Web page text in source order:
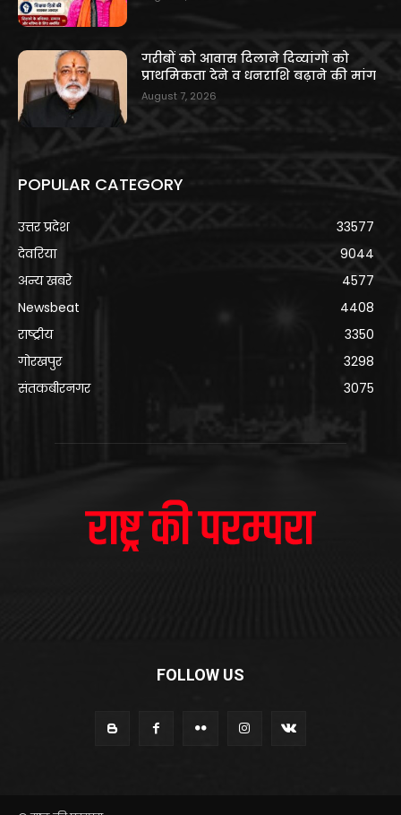
गरीबों को आवास दिलाने दिव्यांगों को
प्राथमिकता देने व धनराशि बढ़ाने की मांग
August 7, 2026
POPULAR CATEGORY
उत्तर प्रदेश
33577
देवरिया
9044
अन्य खबरे
4577
Newsbeat
4408
राष्ट्रीय
3350
गोरखपुर
3298
संतकबीरनगर
3075
FOLLOW US